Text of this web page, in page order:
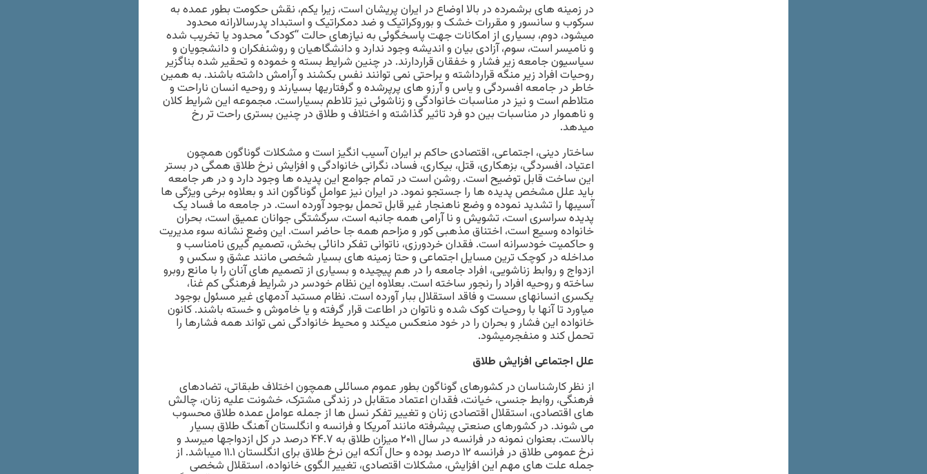
در زمينه های برشمرده در بالا اوضاع در ايران پريشان است، زيرا يکم، نقش حکومت بطور عمده به
سرکوب و سانسور و مقررات خشک و بوروکراتيک و ضد دمکراتيک و استبداد پدرسالارانه محدود
ميشود، دوم، بسياری از امکانات جهت پاسخگوئی به نيازهای حالت “کودک” محدود يا تخريب شده
و ناميسر است، سوم، آزادی بيان و انديشه وجود ندارد و دانشگاهيان و روشنفکران و دانشجويان و
سياسيون جامعه زير فشار و خفقان قراردارند. در چنين شرايط بسته و خموده و تحقير شده بناگزير
روحيات افراد زير منگه قرارداشته و براحتی نمی توانند نفس بکشند و آرامش داشته باشند. به همين
خاطر در جامعه افسردگی و ياس و آرزو های پرپرشده و گرفتاريها بسيارند و روحيه انسان ناراحت و
متلاطم است و نيز در مناسبات خانوادگی و زناشوئی نيز تلاطم بسياراست. مجموعه اين شرايط کلان
و ناهموار در مناسبات بين دو فرد تاثير گذاشته و اختلاف و طلاق در چنين بستری راحت تر رخ
ميدهد.
ساختار دينی، اجتماعی، اقتصادی حاکم بر ايران آسيب انگيز است و مشکلات گوناگون همچون
اعتياد، افسردگی، بزهکاری، قتل، بيکاری، فساد، نگرانی خانوادگی و افزايش نرخ طلاق همگی در بستر
اين ساخت قابل توضيح است. روشن است در تمام جوامع اين پديده ها وجود دارد و در هر جامعه
بايد علل مشخص پديده ها را جستجو نمود. در ايران نيز عوامل گوناگون اند و بعلاوه برخی ويژگی ها
آسيبها را تشديد نموده و وضع ناهنجار غير قابل تحمل بوجود آورده است. در جامعه ما فساد يک
پديده سراسری است، تشويش و نا آرامی همه جانبه است، سرگشتگی جوانان عميق است، بحران
خانواده وسيع است، اختناق مذهبی کور و مزاحم همه جا حاضر است. اين وضع نشانه سوء مديريت
و حاکميت خودسرانه است. فقدان خردورزی، ناتوانی تفکر دانائی بخش، تصميم گيری نامناسب و
مداخله در کوچک ترين مسايل اجتماعی و حتا زمينه های بسيار شخصی مانند عشق و سکس و
ازدواج و روابط زناشويی، افراد جامعه را در هم پيچيده و بسياری از تصميم های آنان را با مانع روبرو
ساخته و روحيه افراد را رنجور ساخته است. بعلاوه اين نظام خودسر در شرايط فرهنگی کم غنا،
يکسری انسانهای سست و فاقد استقلال ببار آورده است. نظام مستبد آدمهای غير مسئول بوجود
مياورد تا آنها با روحيات کوک شده و ناتوان در اطاعت قرار گرفته و يا خاموش و خسته باشند. کانون
خانواده اين فشار و بحران را در خود منعکس ميکند و محيط خانوادگی نمی تواند همه فشارها را
تحمل کند و منفجرميشود.
علل اجتماعی افزايش طلاق
از نظر کارشناسان در کشورهای گوناگون بطور عموم مسائلی همچون اختلاف طبقاتی، تضادهای
فرهنگی، روابط جنسی، خيانت، فقدان اعتماد متقابل در زندگی مشترک، خشونت عليه زنان، چالش
های اقتصادی، استقلال اقتصادی زنان و تغيير تفکر نسل ها از جمله عوامل عمده طلاق محسوب
می شوند. در کشورهای صنعتی پيشرفته مانند آمريکا و فرانسه و انگلستان آهنگ طلاق بسيار
بالاست. بعنوان نمونه در فرانسه در سال ۲۰۱۱ ميزان طلاق به ۴۴.۷ درصد در کل ازدواجها ميرسد و
نرخ عمومی طلاق در فرانسه ۱۲ درصد بوده و حال آنکه اين نرخ طلاق برای انگلستان ۱۱.۱ ميباشد. از
جمله علت های مهم اين افزايش، مشکلات اقتصادی، تغيير الگوی خانواده، استقلال شخصی